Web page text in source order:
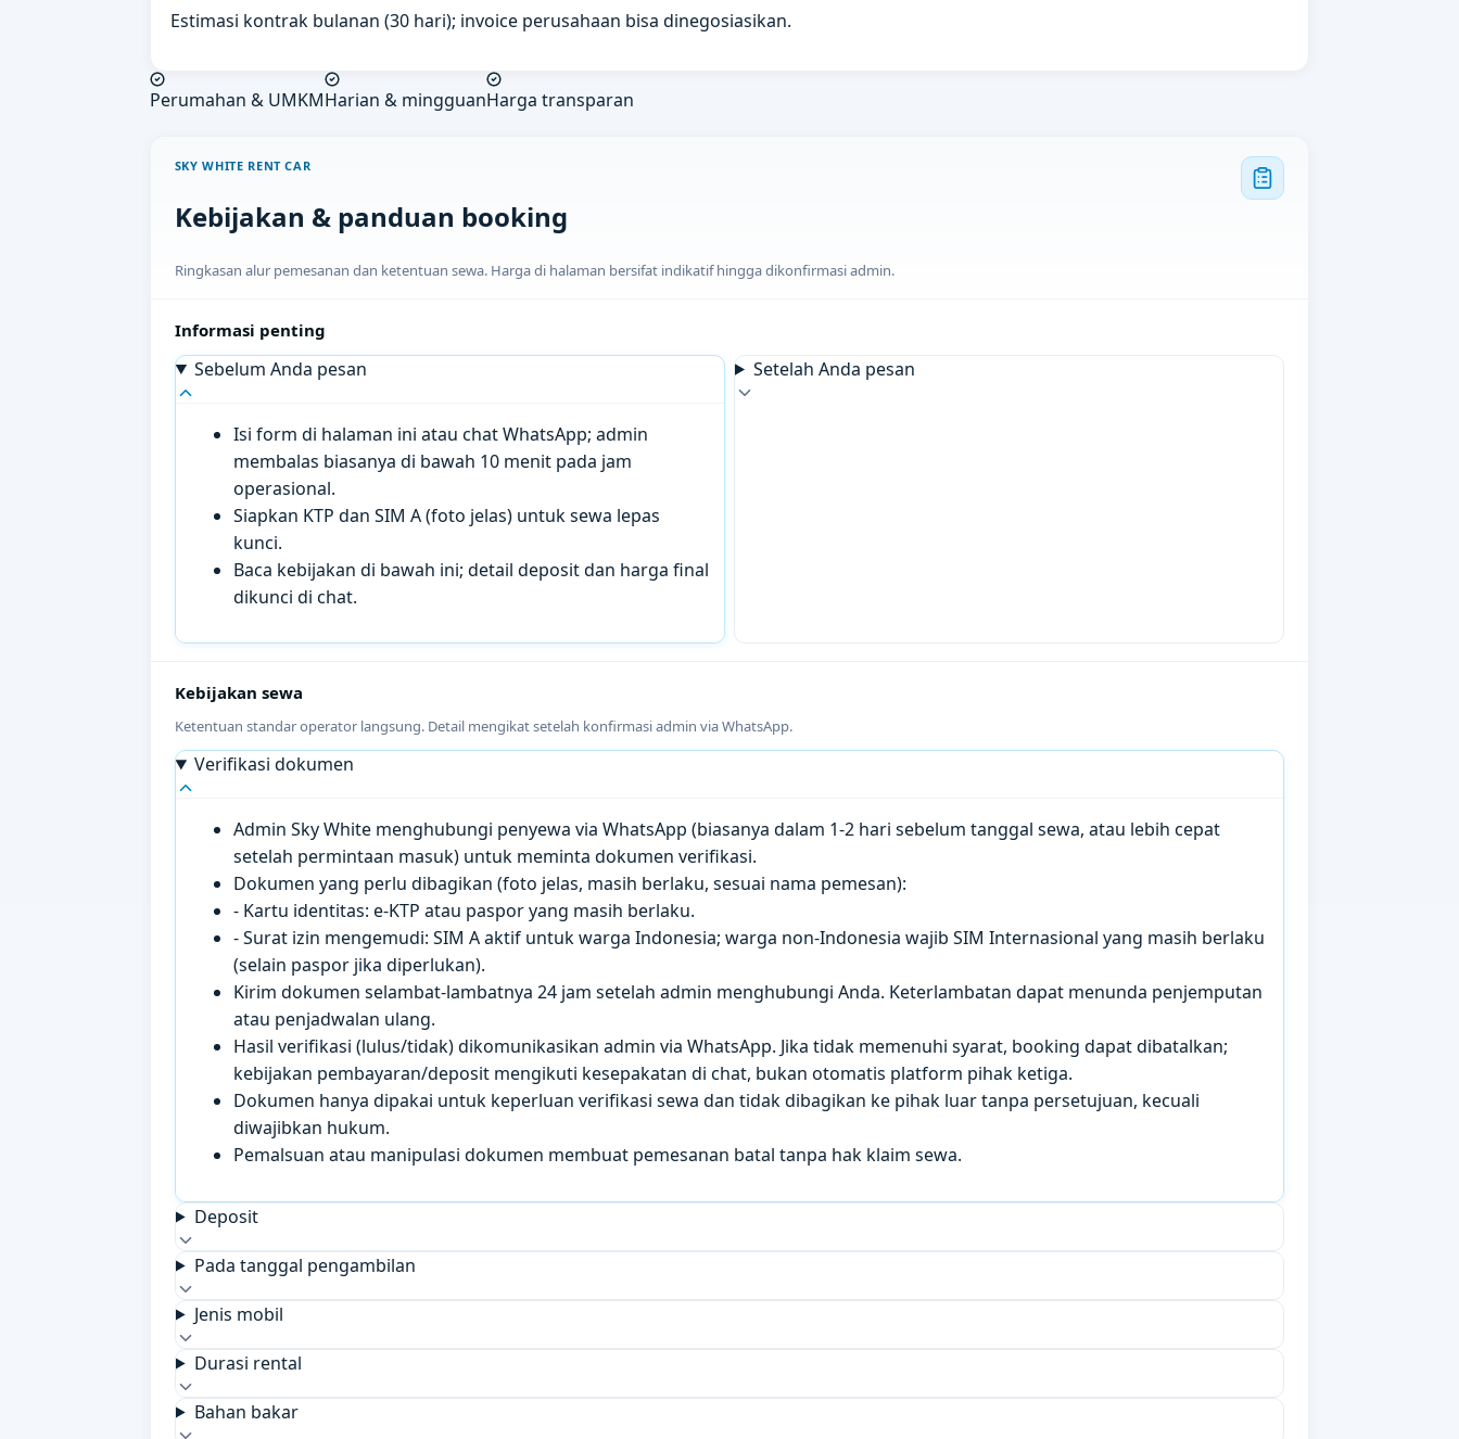
Estimasi kontrak bulanan (30 hari); invoice perusahaan bisa dinegosiasikan.
Perumahan & UMKMHarian & mingguanHarga transparan
SKY WHITE RENT CAR
Kebijakan & panduan booking
Ringkasan alur pemesanan dan ketentuan sewa. Harga di halaman bersifat indikatif hingga dikonfirmasi admin.
Informasi penting
Sebelum Anda pesan
Isi form di halaman ini atau chat WhatsApp; admin
membalas biasanya di bawah 10 menit pada jam
operasional.
Siapkan KTP dan SIM A (foto jelas) untuk sewa lepas
kunci.
Baca kebijakan di bawah ini; detail deposit dan harga final
dikunci di chat.
Setelah Anda pesan
Kebijakan sewa
Ketentuan standar operator langsung. Detail mengikat setelah konfirmasi admin via WhatsApp.
Verifikasi dokumen
Admin Sky White menghubungi penyewa via WhatsApp (biasanya dalam 1-2 hari sebelum tanggal sewa, atau lebih cepat
setelah permintaan masuk) untuk meminta dokumen verifikasi.
Dokumen yang perlu dibagikan (foto jelas, masih berlaku, sesuai nama pemesan):
- Kartu identitas: e-KTP atau paspor yang masih berlaku.
- Surat izin mengemudi: SIM A aktif untuk warga Indonesia; warga non-Indonesia wajib SIM Internasional yang masih berlaku
(selain paspor jika diperlukan).
Kirim dokumen selambat-lambatnya 24 jam setelah admin menghubungi Anda. Keterlambatan dapat menunda penjemputan
atau penjadwalan ulang.
Hasil verifikasi (lulus/tidak) dikomunikasikan admin via WhatsApp. Jika tidak memenuhi syarat, booking dapat dibatalkan;
kebijakan pembayaran/deposit mengikuti kesepakatan di chat, bukan otomatis platform pihak ketiga.
Dokumen hanya dipakai untuk keperluan verifikasi sewa dan tidak dibagikan ke pihak luar tanpa persetujuan, kecuali
diwajibkan hukum.
Pemalsuan atau manipulasi dokumen membuat pemesanan batal tanpa hak klaim sewa.
Deposit
Pada tanggal pengambilan
Jenis mobil
Durasi rental
Bahan bakar